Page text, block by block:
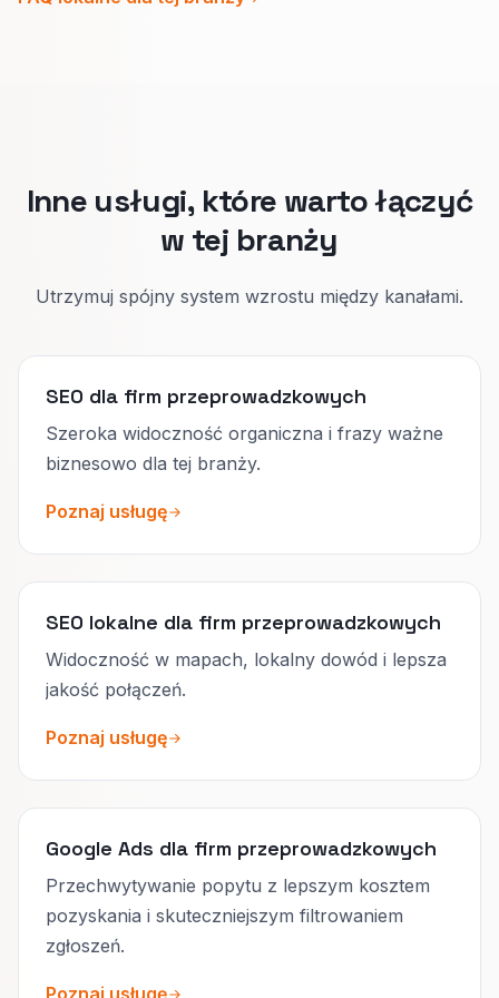
znajomość okolicy.
Inne usługi, które warto łączyć
w tej branży
Utrzymuj spójny system wzrostu między kanałami.
SEO dla firm przeprowadzkowych
Szeroka widoczność organiczna i frazy ważne
biznesowo dla tej branży.
Poznaj usługę
SEO lokalne dla firm przeprowadzkowych
Widoczność w mapach, lokalny dowód i lepsza
jakość połączeń.
Poznaj usługę
Google Ads dla firm przeprowadzkowych
Przechwytywanie popytu z lepszym kosztem
pozyskania i skuteczniejszym filtrowaniem
zgłoszeń.
Poznaj usługę